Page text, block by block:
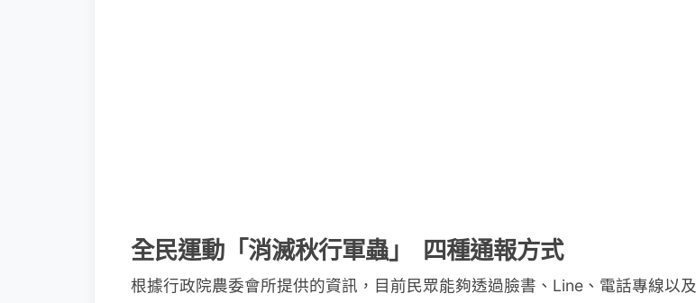
全民運動「消滅秋行軍蟲」 四種通報方式
根據行政院農委會所提供的資訊，目前民眾能夠透過臉書、Line、電話專線以及